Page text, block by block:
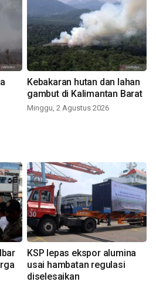
Kebakaran hutan dan lahan
gambut di Kalimantan Barat
Minggu, 2 Agustus 2026
KSP lepas ekspor alumina
usai hambatan regulasi
diselesaikan